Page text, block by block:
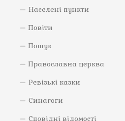
Населені пункти
Повіти
Пошук
Православна церква
Ревізькі казки
Синагоги
Сповідні відомості